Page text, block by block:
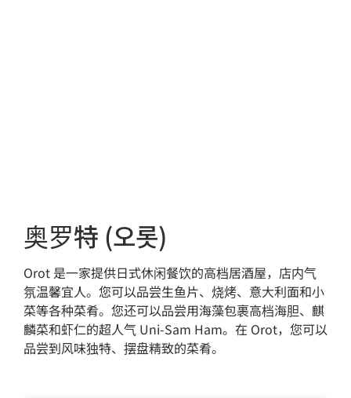
奥罗特 (오롯)
Orot 是一家提供日式休闲餐饮的高档居酒屋，店内气
氛温馨宜人。您可以品尝生鱼片、烧烤、意大利面和小
菜等各种菜肴。您还可以品尝用海藻包裹高档海胆、麒
麟菜和虾仁的超人气 Uni-Sam Ham。在 Orot，您可以
品尝到风味独特、摆盘精致的菜肴。